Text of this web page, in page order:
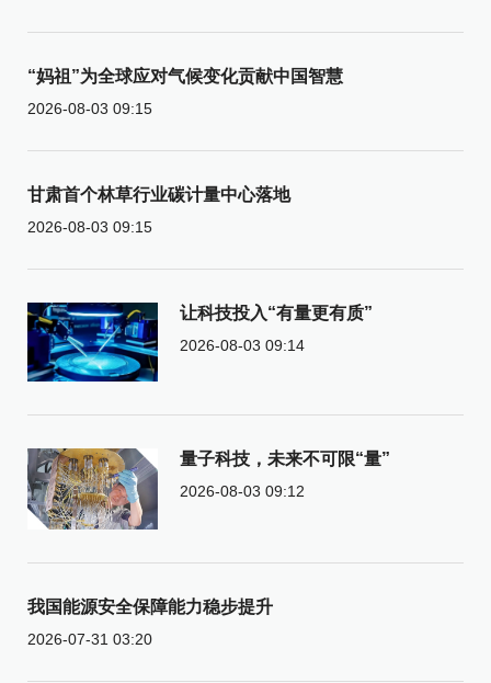
“妈祖”为全球应对气候变化贡献中国智慧
2026-08-03 09:15
甘肃首个林草行业碳计量中心落地
2026-08-03 09:15
让科技投入“有量更有质”
2026-08-03 09:14
量子科技，未来不可限“量”
2026-08-03 09:12
我国能源安全保障能力稳步提升
2026-07-31 03:20